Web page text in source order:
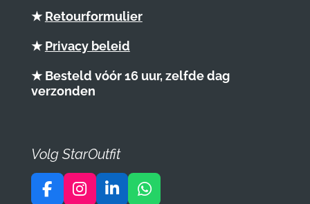
★ Retourformulier
★ Privacy beleid
★ Besteld vóór 16 uur, zelfde dag
verzonden
Volg StarOutfit
F
I
L
W